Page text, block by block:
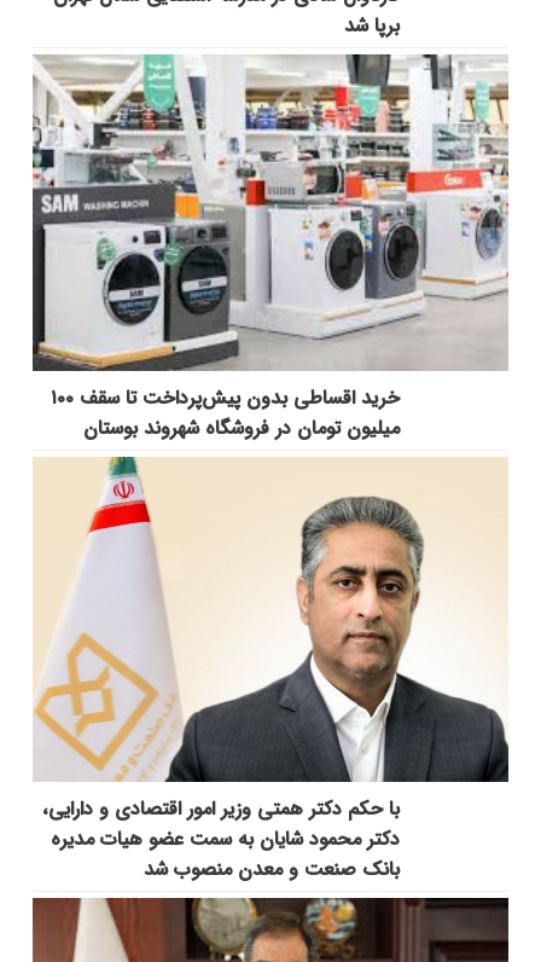
برپا شد
خرید اقساطی بدون پیش‌پرداخت تا سقف ۱۰۰
میلیون تومان در فروشگاه شهروند بوستان
با حکم دکتر همتی وزیر امور اقتصادی و دارایی،
دکتر محمود شایان به سمت عضو هیات مدیره
بانک صنعت و معدن منصوب شد